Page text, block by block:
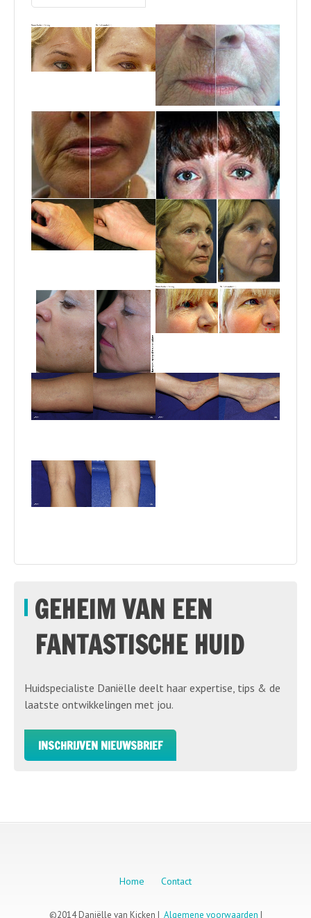
GEHEIM VAN EEN
FANTASTISCHE HUID
Huidspecialiste Daniëlle deelt haar expertise, tips & de
laatste ontwikkelingen met jou.
INSCHRIJVEN NIEUWSBRIEF
Home Contact
©2014 Daniëlle van Kicken | Algemene voorwaarden |